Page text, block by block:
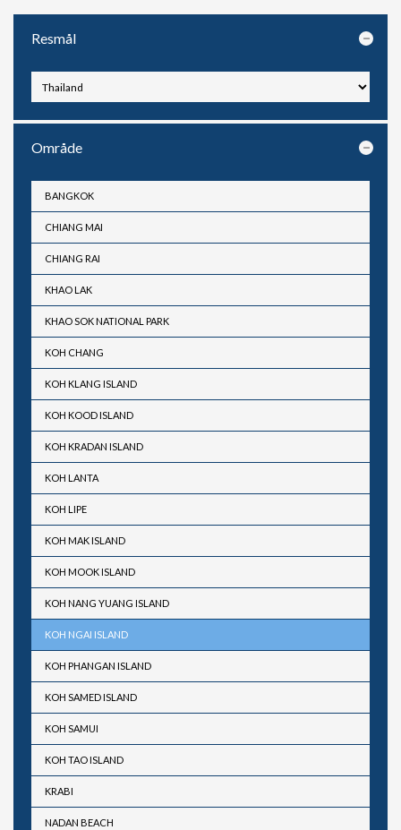
Resmål
Område
BANGKOK
CHIANG MAI
CHIANG RAI
KHAO LAK
KHAO SOK NATIONAL PARK
KOH CHANG
KOH KLANG ISLAND
KOH KOOD ISLAND
KOH KRADAN ISLAND
KOH LANTA
KOH LIPE
KOH MAK ISLAND
KOH MOOK ISLAND
KOH NANG YUANG ISLAND
KOH NGAI ISLAND
KOH PHANGAN ISLAND
KOH SAMED ISLAND
KOH SAMUI
KOH TAO ISLAND
KRABI
NADAN BEACH